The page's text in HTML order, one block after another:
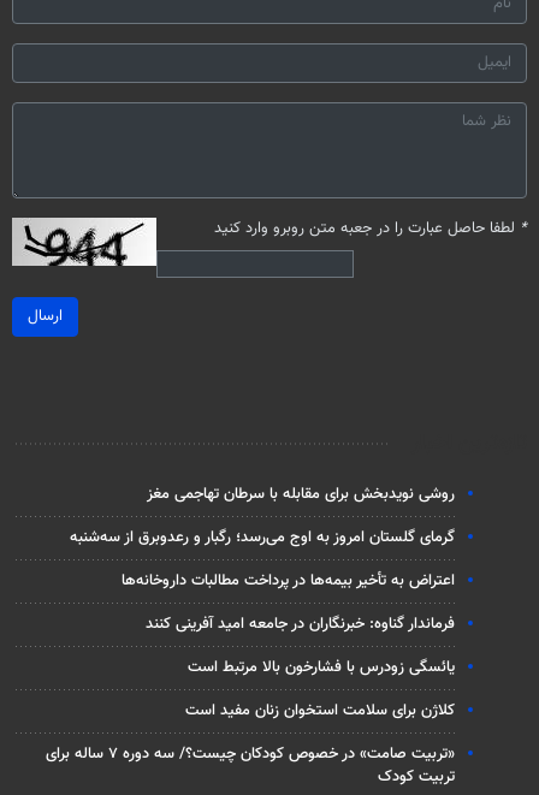
* لطفا حاصل عبارت را در جعبه متن روبرو وارد کنید
ارسال
روشی نویدبخش برای مقابله با سرطان تهاجمی مغز
گرمای گلستان امروز به اوج می‌رسد؛ رگبار و رعدوبرق از سه‌شنبه
اعتراض به تأخیر بیمه‌ها در پرداخت مطالبات داروخانه‌ها
فرماندار گناوه: خبرنگاران در جامعه امید آفرینی کنند
یائسگی زودرس با فشارخون بالا مرتبط است
کلاژن برای سلامت استخوان زنان مفید است
«تربیت صامت» در خصوص کودکان چیست؟/ سه دوره ۷ ساله برای
تربیت کودک